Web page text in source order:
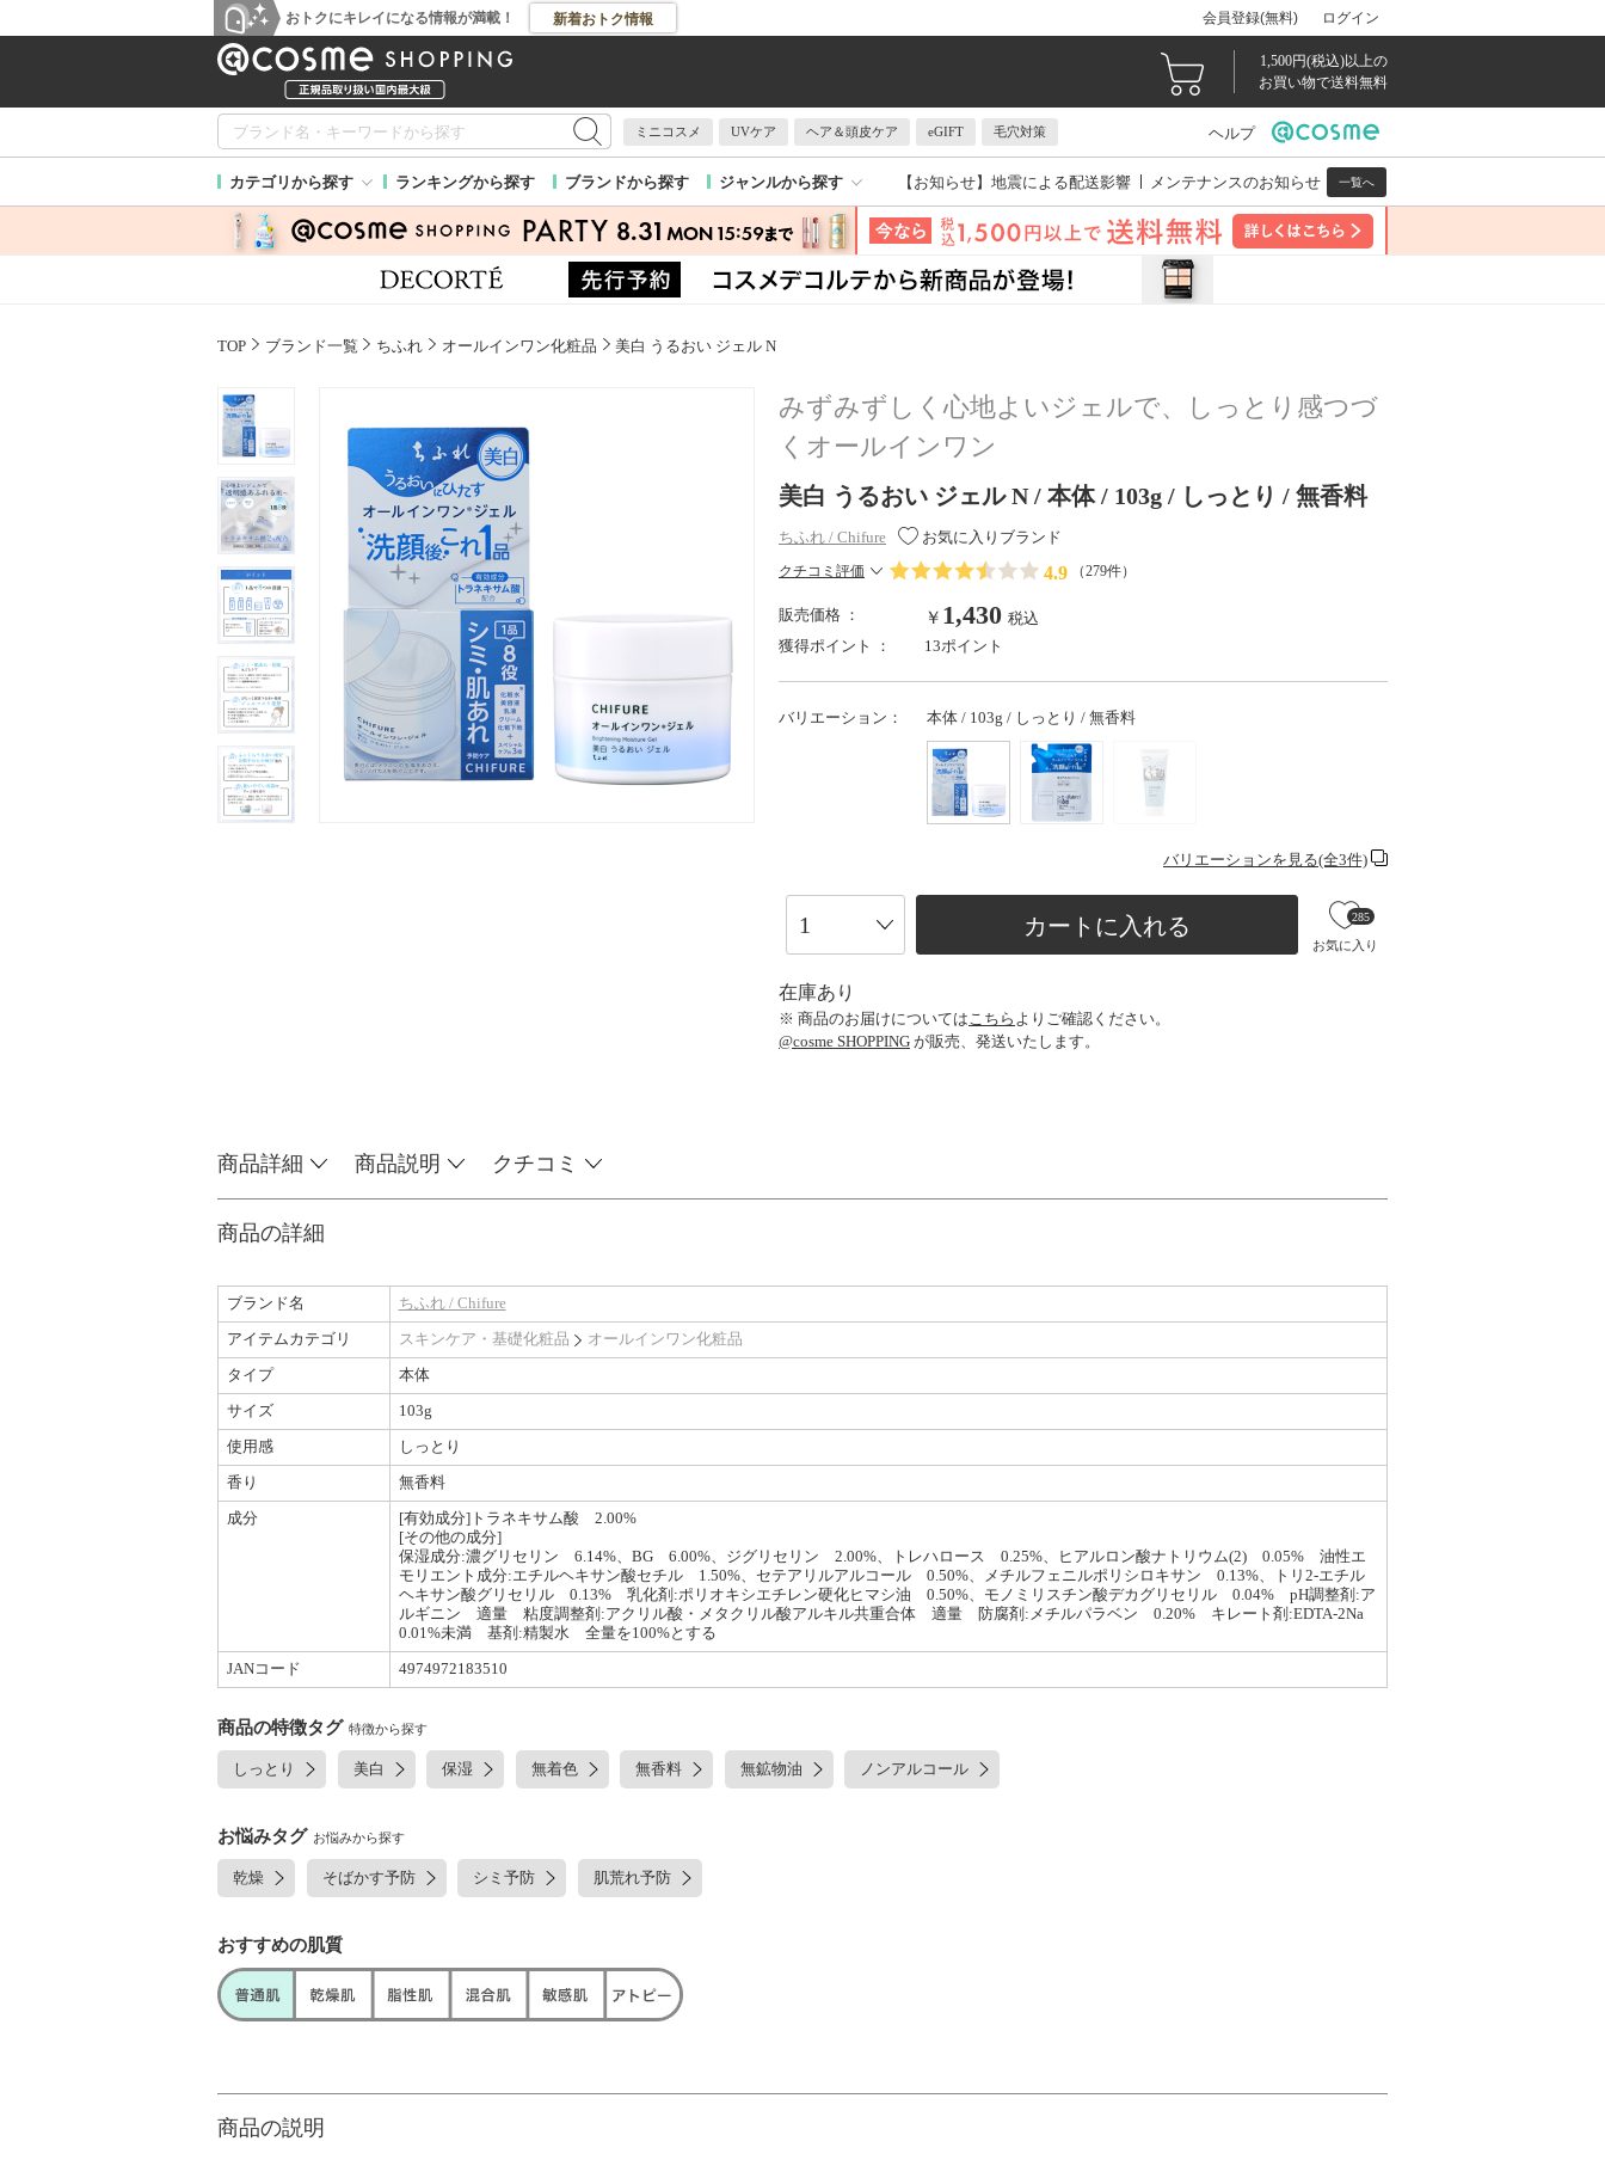
おトクにキレイになる情報が満載！ 新着おトク情報 会員登録(無料) ログイン
1,500円(税込)以上の
お買い物で送料無料
ミニコスメ UVケア ヘア＆頭皮ケア eGIFT 毛穴対策 ヘルプ
カテゴリから探す ランキングから探す ブランドから探す ジャンルから探す 【お知らせ】 地震による配送影響 メンテナンスのお知らせ 一覧へ
TOP ブランド一覧 ちふれ オールインワン化粧品 美白 うるおい ジェル N
みずみずしく心地よいジェルで、しっとり感つづ
くオールインワン
美白 うるおい ジェル N / 本体 / 103g / しっとり / 無香料
ちふれ / Chifure お気に入りブランド
クチコミ評価 4.9 （279件）
販売価格 ： ￥ 1,430 税込
獲得ポイント ：
13ポイント
バリエーション： 本体 / 103g / しっとり / 無香料
バリエーションを見る(全3件)
カートに入れる
お気に入り
285
在庫あり
※ 商品のお届けについては こちら よりご確認ください。
@cosme SHOPPING が販売、発送いたします。
商品詳細 商品説明 クチコミ
商品の詳細
ブランド名
ちふれ / Chifure
アイテムカテゴリ
スキンケア・基礎化粧品
オールインワン化粧品
タイプ
本体
サイズ
103g
使用感
しっとり
香り
無香料
成分
[有効成分]トラネキサム酸 2.00%
[その他の成分]
保湿成分:濃グリセリン 6.14%、BG 6.00%、ジグリセリン 2.00%、トレハロース 0.25%、ヒアルロン酸ナトリウム(2) 0.05% 油性エ
モリエント成分:エチルヘキサン酸セチル 1.50%、セテアリルアルコール 0.50%、メチルフェニルポリシロキサン 0.13%、トリ2-エチル
ヘキサン酸グリセリル 0.13% 乳化剤:ポリオキシエチレン硬化ヒマシ油 0.50%、モノミリスチン酸デカグリセリル 0.04% pH調整剤:ア
ルギニン 適量 粘度調整剤:アクリル酸・メタクリル酸アルキル共重合体 適量 防腐剤:メチルパラベン 0.20% キレート剤:EDTA-2Na
0.01%未満 基剤:精製水 全量を100%とする
JANコード
4974972183510
商品の特徴タグ 特徴から探す
しっとり 美白 保湿 無着色 無香料 無鉱物油 ノンアルコール
お悩みタグ お悩みから探す
乾燥 そばかす予防 シミ予防 肌荒れ予防
おすすめの肌質
商品の説明